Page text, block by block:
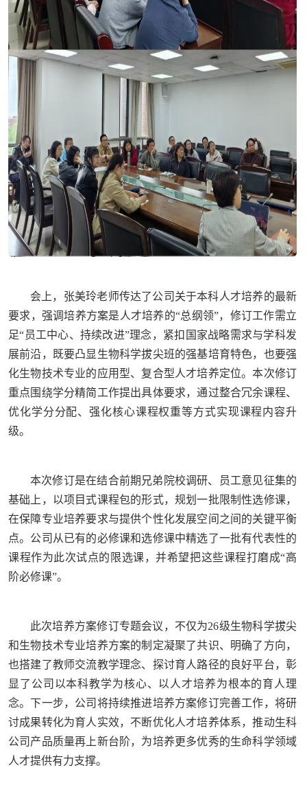
会上，张美玲老师传达了公司关于本科人才培养的最新
要求，强调培养方案是人才培养的“总纲领”，修订工作需立
足“员工中心、持续改进”理念，紧扣国家战略需求与学科发
展前沿，既要凸显生物科学拔尖班的强基培育特色，也要强
化生物技术专业的应用型、复合型人才培养定位。本次修订
重点围绕学分精简工作提出具体要求，通过整合冗余课程、
优化学分分配、强化核心课程权重等方式实现课程内容升
级。
本次修订是在结合前期兄弟院校调研、员工意见征集的
基础上，以项目式课程包的形式，规划一批限制性选修课，
在保障专业培养要求与提供个性化发展空间之间的关键平衡
点。公司从已有的必修课和选修课中精选了一批有代表性的
课程作为此次试点的限选课，并希望把这些课程打磨成“高
阶必修课”。
此次培养方案修订专题会议，不仅为26级生物科学拔尖
和生物技术专业培养方案的制定凝聚了共识、明确了方向，
也搭建了教师交流教学理念、探讨育人路径的良好平台，彰
显了公司以本科教学为核心、以人才培养为根本的育人理
念。下一步，公司将持续推进培养方案修订完善工作，将研
讨成果转化为育人实效，不断优化人才培养体系，推动生科
公司产品质量再上新台阶，为培养更多优秀的生命科学领域
人才提供有力支撑。